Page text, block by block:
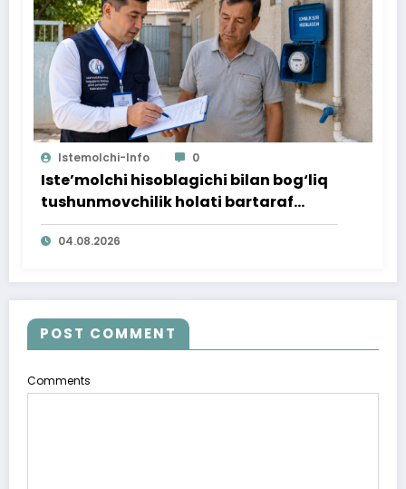
Istemolchi-Info 0
Iste’molchi hisoblagichi bilan bog‘liq
tushunmovchilik holati bartaraf
qilindi
04.08.2026
POST COMMENT
Comments